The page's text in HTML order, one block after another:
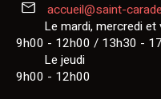
accueil@saint-
Le mardi, mercredi et
9h00 - 12h00 / 13h30 -
Le jeudi
9h00 - 12h00